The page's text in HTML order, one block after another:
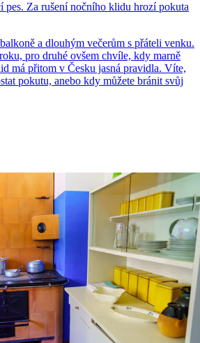
pes. Za rušení nočního klidu hrozí pokuta
a dlouhým večerům s přáteli venku.
pro druhé ovšem chvíle, kdy marně
má přitom v Česku jasná pravidla. Víte,
pokutu, anebo kdy můžete bránit svůj